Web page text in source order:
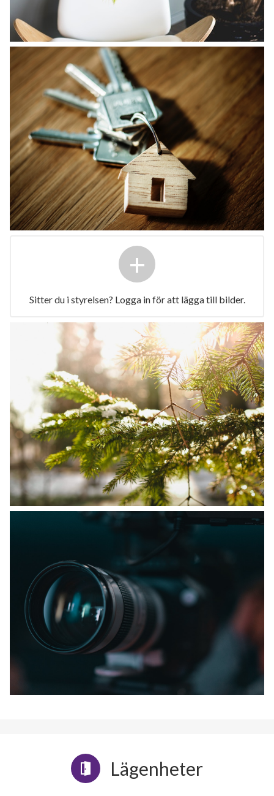
+
Sitter du i styrelsen? Logga in för att lägga till bilder.
Lägenheter